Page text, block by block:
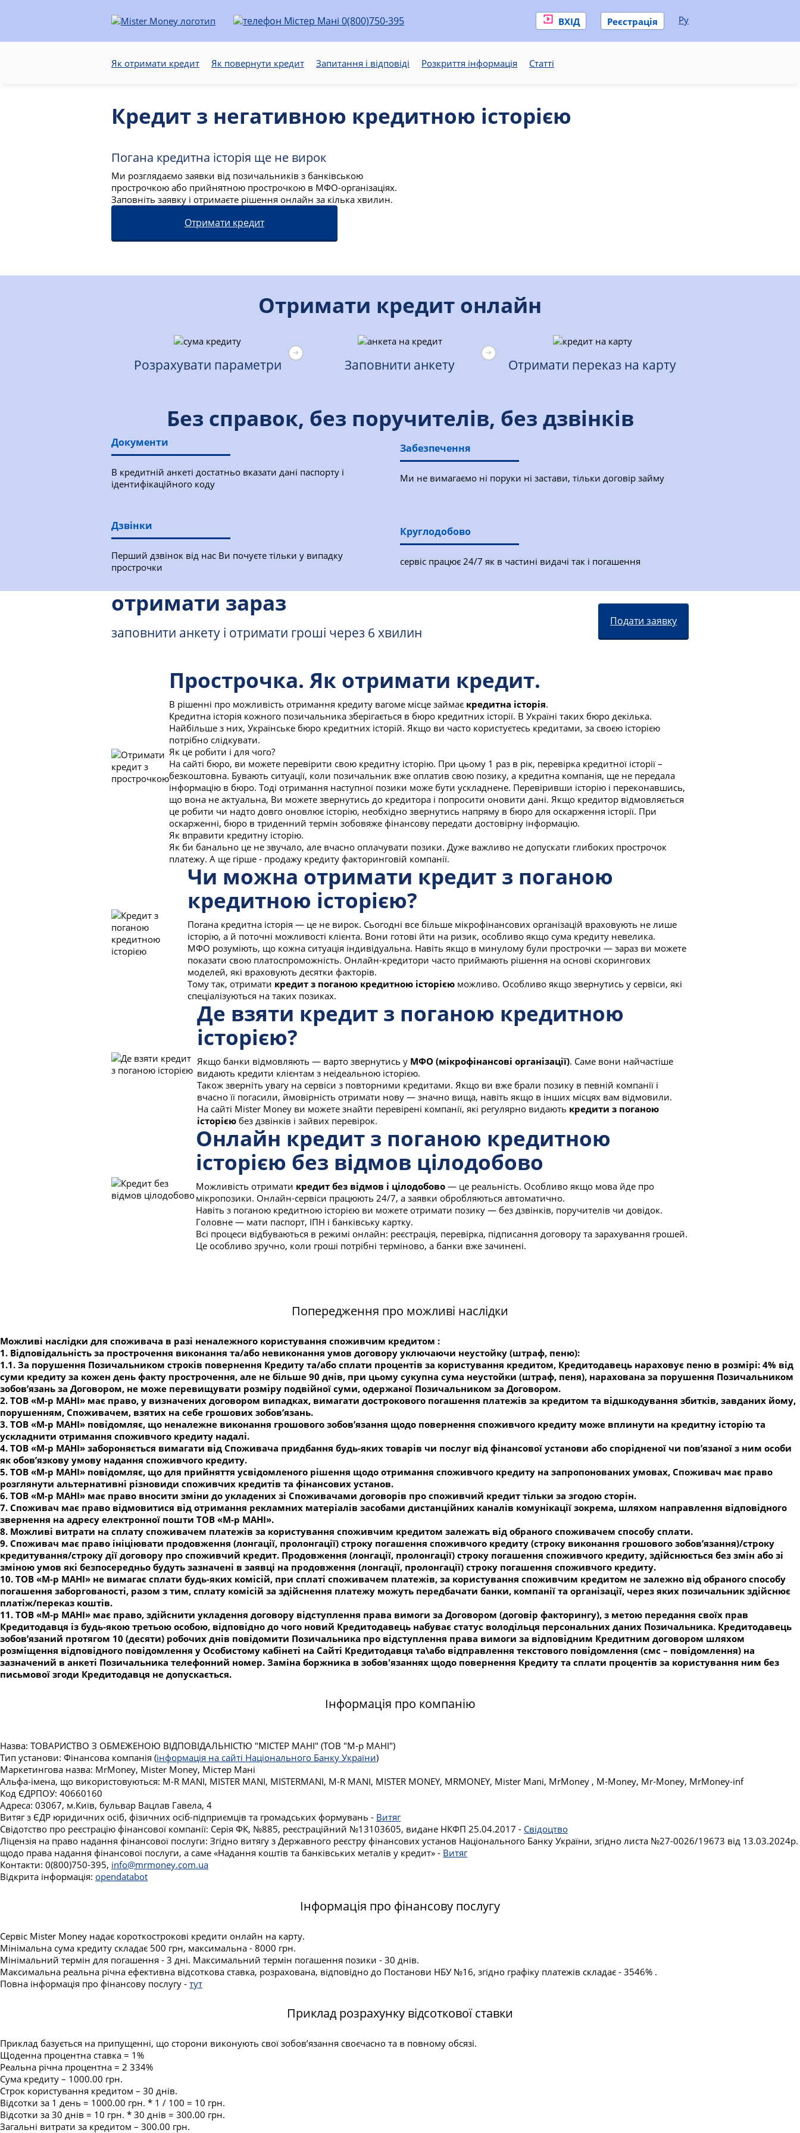
0(800)750-395 ВХІД Реєстрація Ру
Як отримати кредит Як повернути кредит Запитання і відповіді Розкриття інформація Статті
Кредит з негативною кредитною історією
Погана кредитна історія ще не вирок
Ми розглядаємо заявки від позичальників з банківською
прострочкою або прийнятною прострочкою в МФО-організаціях.
Заповніть заявку і отримаєте рішення онлайн за кілька хвилин.
Отримати кредит
Отримати кредит онлайн
Розрахувати параметри Заповнити анкету Отримати переказ на карту
Без справок, без поручителів, без дзвінків
Документи
В кредитній анкеті достатньо вказати дані паспорту і
ідентифікаційного коду
Забезпечення
Ми не вимагаємо ні поруки ні застави, тільки договір займу
Дзвінки
Перший дзвінок від нас Ви почуєте тільки у випадку
прострочки
Круглодобово
сервіс працює 24/7 як в частині видачі так і погашення
отримати зараз
заповнити анкету і отримати гроші через 6 хвилин
Подати заявку
Прострочка. Як отримати кредит.
В рішенні про можливість отримання кредиту вагоме місце займає кредитна історія.
Кредитна історія кожного позичальника зберігається в бюро кредитних історії. В Україні таких бюро декілька.
Найбільше з них, Українське бюро кредитних історій. Якщо ви часто користуєтесь кредитами, за своєю історією
потрібно слідкувати.
Як це робити і для чого?
На сайті бюро, ви можете перевірити свою кредитну історію. При цьому 1 раз в рік, перевірка кредитної історії –
безкоштовна. Бувають ситуації, коли позичальник вже оплатив свою позику, а кредитна компанія, ще не передала
інформацію в бюро. Тоді отримання наступної позики може бути ускладнене. Перевіривши історію і переконавшись,
що вона не актуальна, Ви можете звернутись до кредитора і попросити оновити дані. Якщо кредитор відмовляється
це робити чи надто довго оновлює історію, необхідно звернутись напряму в бюро для оскарження історії. При
оскарженні, бюро в триденний термін зобовяже фінансову передати достовірну інформацію.
Як вправити кредитну історію.
Як би банально це не звучало, але вчасно оплачувати позики. Дуже важливо не допускати глибоких прострочок
платежу. А ще гірше - продажу кредиту факторинговій компанії.
Чи можна отримати кредит з поганою
кредитною історією?
Погана кредитна історія — це не вирок. Сьогодні все більше мікрофінансових організацій враховують не лише
історію, а й поточні можливості клієнта. Вони готові йти на ризик, особливо якщо сума кредиту невелика.
МФО розуміють, що кожна ситуація індивідуальна. Навіть якщо в минулому були прострочки — зараз ви можете
показати свою платоспроможність. Онлайн-кредитори часто приймають рішення на основі скорингових
моделей, які враховують десятки факторів.
Тому так, отримати кредит з поганою кредитною історієюможливо. Особливо якщо звернутись у сервіси, які
спеціалізуються на таких позиках.
Де взяти кредит з поганою кредитною
історією?
Якщо банки відмовляють — варто звернутись у МФО (мікрофінансові організації). Саме вони найчастіше
видають кредити клієнтам з неідеальною історією.
Також зверніть увагу на сервіси з повторними кредитами. Якщо ви вже брали позику в певній компанії і
вчасно її погасили, ймовірність отримати нову — значно вища, навіть якщо в інших місцях вам відмовили.
На сайті Mister Money ви можете знайти перевірені компанії, які регулярно видають кредити з поганою
історією без дзвінків і зайвих перевірок.
Онлайн кредит з поганою кредитною
історією без відмов цілодобово
Можливість отримати кредит без відмов і цілодобово — це реальність. Особливо якщо мова йде про
мікропозики. Онлайн-сервіси працюють 24/7, а заявки обробляються автоматично.
Навіть з поганою кредитною історією ви можете отримати позику — без дзвінків, поручителів чи довідок.
Головне — мати паспорт, ІПН і банківську картку.
Всі процеси відбуваються в режимі онлайн: реєстрація, перевірка, підписання договору та зарахування грошей.
Це особливо зручно, коли гроші потрібні терміново, а банки вже зачинені.
Попередження про можливі наслідки
Можливі наслідки для споживача в разі неналежного користування споживчим кредитом :
1. Відповідальність за прострочення виконання та/або невиконання умов договору уключаючи неустойку (штраф, пеню):
1.1. За порушення Позичальником строків повернення Кредиту та/або сплати процентів за користування кредитом, Кредитодавець нараховує пеню в розмірі: 4% від
суми кредиту за кожен день факту прострочення, але не більше 90 днів, при цьому сукупна сума неустойки (штраф, пеня), нарахована за порушення Позичальником
зобов’язань за Договором, не може перевищувати розміру подвійної суми, одержаної Позичальником за Договором.
2. ТОВ «М-р МАНІ» має право, у визначених договором випадках, вимагати дострокового погашення платежів за кредитом та відшкодування збитків, завданих йому,
порушенням, Споживачем, взятих на себе грошових зобов’язань.
3. ТОВ «М-р МАНІ» повідомляє, що неналежне виконання грошового зобов’язання щодо повернення споживчого кредиту може вплинути на кредитну історію та
ускладнити отримання споживчого кредиту надалі.
4. ТОВ «М-р МАНІ» забороняється вимагати від Споживача придбання будь-яких товарів чи послуг від фінансової установи або спорідненої чи пов’язаної з ним особи
як обов’язкову умову надання споживчого кредиту.
5. ТОВ «М-р МАНІ» повідомляє, що для прийняття усвідомленого рішення щодо отримання споживчого кредиту на запропонованих умовах, Споживач має право
розглянути альтернативні різновиди споживчих кредитів та фінансових установ.
6. ТОВ «М-р МАНІ» має право вносити зміни до укладених зі Споживачами договорів про споживчий кредит тільки за згодою сторін.
7. Споживач має право відмовитися від отримання рекламних матеріалів засобами дистанційних каналів комунікації зокрема, шляхом направлення відповідного
звернення на адресу електронної пошти ТОВ «М-р МАНІ».
8. Можливі витрати на сплату споживачем платежів за користування споживчим кредитом залежать від обраного споживачем способу сплати.
9. Споживач має право ініціювати продовження (лонгації, пролонгації) строку погашення споживчого кредиту (строку виконання грошового зобов’язання)/строку
кредитування/строку дії договору про споживчий кредит. Продовження (лонгації, пролонгації) строку погашення споживчого кредиту, здійснюється без змін або зі
зміною умов які безпосередньо будуть зазначені в заявці на продовження (лонгації, пролонгації) строку погашення споживчого кредиту.
10. ТОВ «М-р МАНІ» не вимагає сплати будь-яких комісій, при сплаті споживачем платежів, за користування споживчим кредитом не залежно від обраного способу
погашення заборгованості, разом з тим, сплату комісій за здійснення платежу можуть передбачати банки, компанії та організації, через яких позичальник здійснює
платіж/переказ коштів.
11. ТОВ «М-р МАНІ» має право, здійснити укладення договору відступлення права вимоги за Договором (договір факторингу), з метою передання своїх прав
Кредитодавця із будь-якою третьою особою, відповідно до чого новий Кредитодавець набуває статус володільця персональних даних Позичальника. Кредитодавець
зобов’язаний протягом 10 (десяти) робочих днів повідомити Позичальника про відступлення права вимоги за відповідним Кредитним договором шляхом
розміщення відповідного повідомлення у Особистому кабінеті на Сайті Кредитодавця та\або відправлення текстового повідомлення (смс – повідомлення) на
зазначений в анкеті Позичальника телефонний номер. Заміна боржника в зобов'язаннях щодо повернення Кредиту та сплати процентів за користування ним без
письмової згоди Кредитодавця не допускається.
Інформація про компанію
Назва: ТОВАРИСТВО З ОБМЕЖЕНОЮ ВІДПОВІДАЛЬНІСТЮ "МІСТЕР МАНІ" (ТОВ "М-р МАНІ")
Тип установи: Фінансова компанія (інформація на сайті Національного Банку України)
Маркетингова назва: MrMoney, Mister Money, Містер Мані
Альфа-імена, що використовуються: M-R MANI, MISTER MANI, MISTERMANI, M-R MANI, MISTER MONEY, MRMONEY, Mister Mani, MrMoney , M-Money, Mr-Money, MrMoney-inf
Код ЄДРПОУ: 40660160
Адреса: 03067, м.Київ, бульвар Вацлав Гавела, 4
Витяг з ЄДР юридичних осіб, фізичних осіб-підприємців та громадських формувань - Витяг
Свідотство про реєстрацію фінансової компанії: Серія ФК, №885, реєстраційний №13103605, видане НКФП 25.04.2017 - Свідоцтво
Ліцензія на право надання фінансової послуги: Згідно витягу з Державного реєстру фінансових установ Національного Банку України, згідно листа №27-0026/19673 від 13.03.2024р.
щодо права надання фінансової послуги, а саме «Надання коштів та банківських металів у кредит» - Витяг
Контакти: 0(800)750-395, info@mrmoney.com.ua
Відкрита інформація: opendatabot
Інформація про фінансову послугу
Сервіс Mister Money надає короткострокові кредити онлайн на карту.
Мінімальна сума кредиту складає 500 грн, максимальна - 8000 грн.
Мінімальний термін для погашення - 3 дні. Максимальний термін погашення позики - 30 днів.
Максимальна реальна річна ефективна відсоткова ставка, розрахована, відповідно до Постанови НБУ №16, згідно графіку платежів складає - 3546% .
Повна інформація про фінансову послугу - тут
Приклад розрахунку відсоткової ставки
Приклад базується на припущенні, що сторони виконують свої зобов’язання своєчасно та в повному обсязі.
Щоденна процентна ставка = 1%
Реальна річна процентна = 2 334%
Сума кредиту – 1000.00 грн.
Строк користування кредитом – 30 днів.
Відсотки за 1 день = 1000.00 грн. * 1 / 100 = 10 грн.
Відсотки за 30 днів = 10 грн. * 30 днів = 300.00 грн.
Загальні витрати за кредитом – 300.00 грн.